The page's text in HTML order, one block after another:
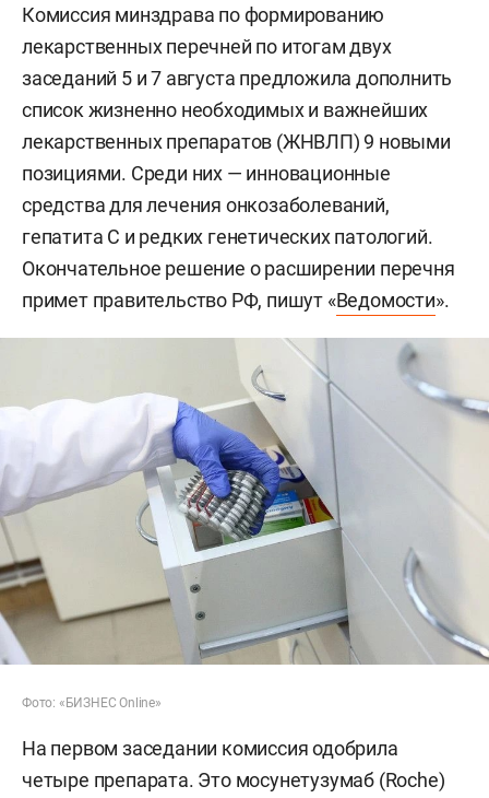
Комиссия минздрава по формированию
лекарственных перечней по итогам двух
заседаний 5 и 7 августа предложила дополнить
список жизненно необходимых и важнейших
лекарственных препаратов (ЖНВЛП) 9 новыми
позициями. Среди них — инновационные
средства для лечения онкозаболеваний,
гепатита С и редких генетических патологий.
Окончательное решение о расширении перечня
примет правительство РФ, пишут «Ведомости».
Фото: «БИЗНЕС Online»
На первом заседании комиссия одобрила
четыре препарата. Это мосунетузумаб (Roche)